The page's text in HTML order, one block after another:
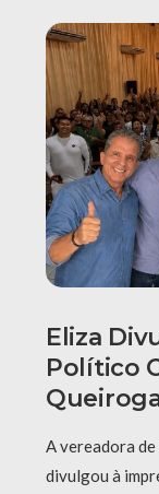
Eliza
Político
A vereadora
divulgou à